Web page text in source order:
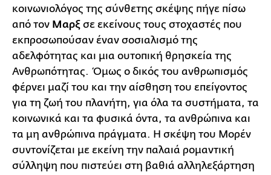
κοινωνιολόγος της σύνθετης σκέψης πήγε πίσω
από τον Μαρξ σε εκείνους τους στοχαστές που
εκπροσωπούσαν έναν σοσιαλισμό της
αδελφότητας και μια ουτοπική θρησκεία της
Ανθρωπότητας. Όμως ο δικός του ανθρωπισμός
φέρνει μαζί του και την αίσθηση του επείγοντος
για τη ζωή του πλανήτη, για όλα τα συστήματα, τα
κοινωνικά και τα φυσικά όντα, τα ανθρώπινα και
τα μη ανθρώπινα πράγματα. Η σκέψη του Μορέν
συντονίζεται με εκείνη την παλαιά ρομαντική
σύλληψη που πιστεύει στη βαθιά αλληλεξάρτηση